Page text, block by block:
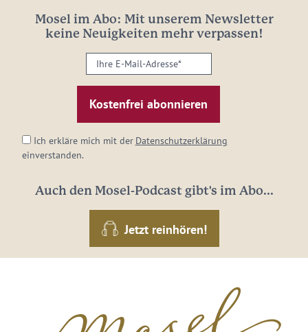
Mosel im Abo: Mit unserem Newsletter
keine Neuigkeiten mehr verpassen!
Ihre
E-
Mail-
Adresse:
Ich erkläre mich mit der Datenschutzerklärung
einverstanden.
Auch den Mosel-Podcast gibt's im Abo...
Jetzt reinhören!